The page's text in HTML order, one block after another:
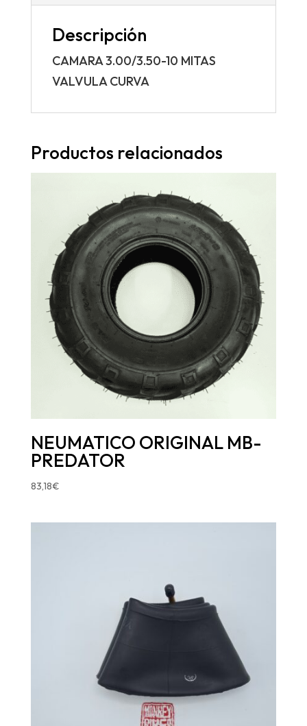
Descripción
CAMARA 3.00/3.50-10 MITAS
VALVULA CURVA
Productos relacionados
NEUMATICO ORIGINAL MB-
PREDATOR
83,18€